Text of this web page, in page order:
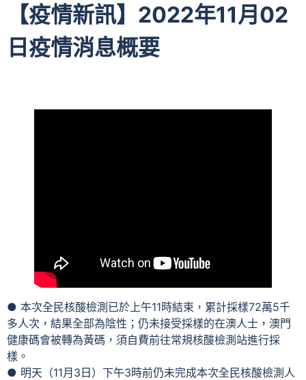
【疫情新訊】2022年11月02
日疫情消息概要
● 本次全民核酸檢測已於上午11時結束，累計採樣72萬5千
多人次，結果全部為陰性；仍未接受採樣的在澳人士，澳門
健康碼會被轉為黃碼，須自費前往常規核酸檢測站進行採
樣。
● 明天（11月3日）下午3時前仍未完成本次全民核酸檢測人